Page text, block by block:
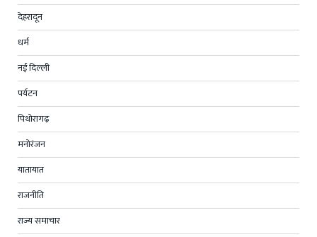
देहरादून
धर्म
नई दिल्ली
पर्यटन
पिथोरागढ़
मनोरंजन
यातायात
राजनीति
राज्य समाचार